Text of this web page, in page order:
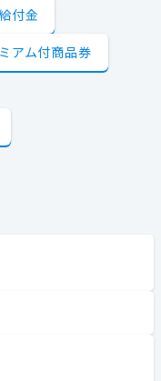
付金
アム付商品券